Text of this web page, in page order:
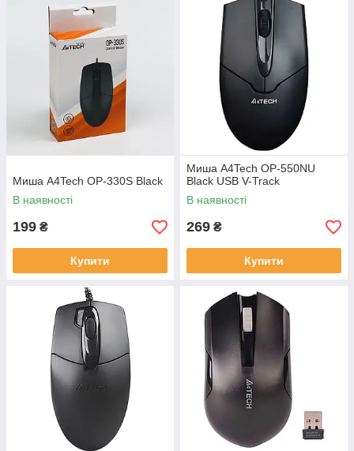
Миша A4Tech OP-330S Black
В наявності
199 ₴
Купити
Миша A4Tech OP-550NU
Black USB V-Track
В наявності
269 ₴
Купити